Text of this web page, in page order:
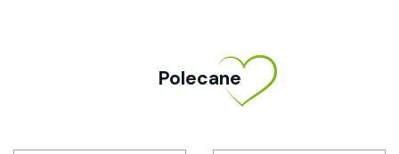
Polecane